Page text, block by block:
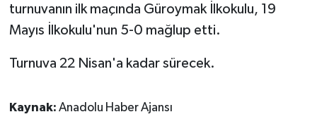
turnuvanın ilk maçında Güroymak İlkokulu, 19
Mayıs İlkokulu'nun 5-0 mağlup etti.
Turnuva 22 Nisan'a kadar sürecek.
Kaynak: Anadolu Haber Ajansı
SPOR
TEKNOLOJİ